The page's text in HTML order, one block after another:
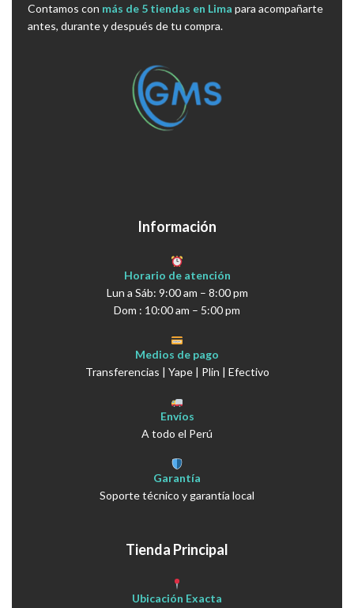
Contamos con más de 5 tiendas en Lima para acompañarte
antes, durante y después de tu compra.
Información
Horario de atención
Lun a Sáb: 9:00 am – 8:00 pm
Dom : 10:00 am – 5:00 pm
Medios de pago
Transferencias | Yape | Plin | Efectivo
Envíos
A todo el Perú
Garantía
Soporte técnico y garantía local
Tienda Principal
Ubicación Exacta